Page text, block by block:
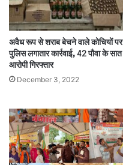
अवैध रूप से शराब बेचने वाले कोचियों पर
पुलिस लगातार कार्रवाई, 42 पौवा के सात
आरोपी गिरफ्तार
December 3, 2022